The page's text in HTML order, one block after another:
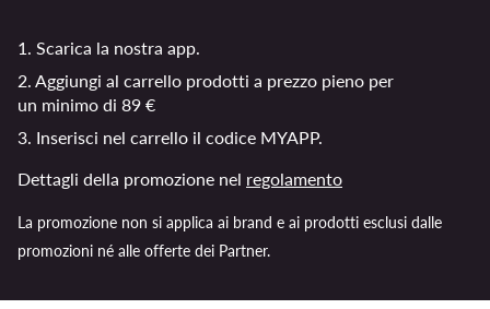
1. Scarica la nostra app.
2. Aggiungi al carrello prodotti a prezzo pieno per
un minimo di 89 €
3. Inserisci nel carrello il codice MYAPP.
Dettagli della promozione nel regolamento
La promozione non si applica ai brand e ai prodotti esclusi dalle
promozioni né alle offerte dei Partner.